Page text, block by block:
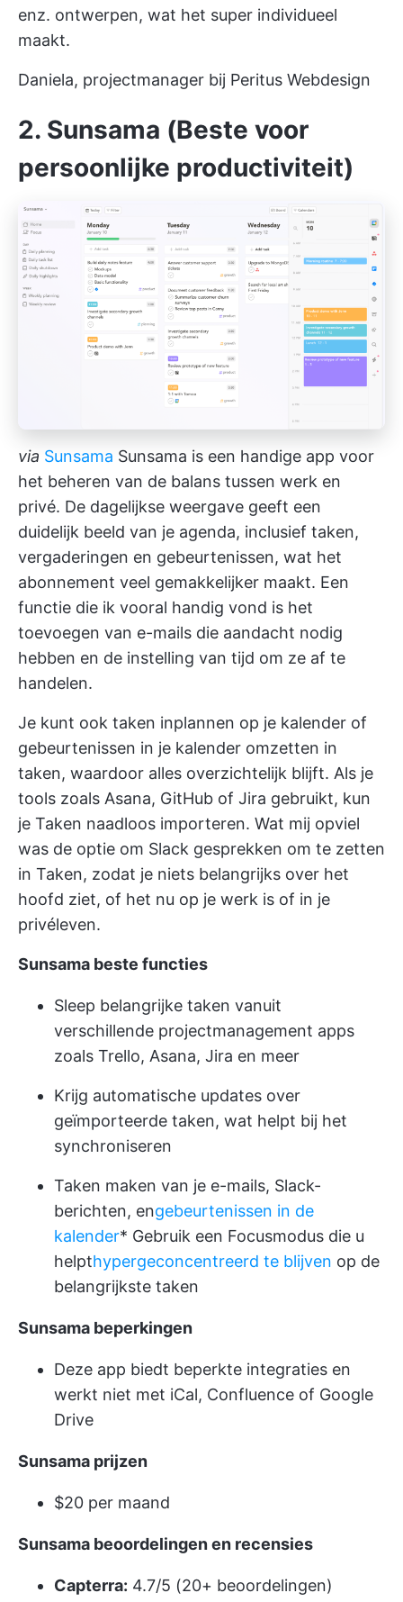
enz. ontwerpen, wat het super individueel
maakt.
Daniela, projectmanager bij Peritus Webdesign
2. Sunsama (Beste voor
persoonlijke productiviteit)
via Sunsama Sunsama is een handige app voor
het beheren van de balans tussen werk en
privé. De dagelijkse weergave geeft een
duidelijk beeld van je agenda, inclusief taken,
vergaderingen en gebeurtenissen, wat het
abonnement veel gemakkelijker maakt. Een
functie die ik vooral handig vond is het
toevoegen van e-mails die aandacht nodig
hebben en de instelling van tijd om ze af te
handelen.
Je kunt ook taken inplannen op je kalender of
gebeurtenissen in je kalender omzetten in
taken, waardoor alles overzichtelijk blijft. Als je
tools zoals Asana, GitHub of Jira gebruikt, kun
je Taken naadloos importeren. Wat mij opviel
was de optie om Slack gesprekken om te zetten
in Taken, zodat je niets belangrijks over het
hoofd ziet, of het nu op je werk is of in je
privéleven.
Sunsama beste functies
Sleep belangrijke taken vanuit
verschillende projectmanagement apps
zoals Trello, Asana, Jira en meer
Krijg automatische updates over
geïmporteerde taken, wat helpt bij het
synchroniseren
Taken maken van je e-mails, Slack-
berichten, engebeurtenissen in de
kalender* Gebruik een Focusmodus die u
helpthypergeconcentreerd te blijven op de
belangrijkste taken
Sunsama beperkingen
Deze app biedt beperkte integraties en
werkt niet met iCal, Confluence of Google
Drive
Sunsama prijzen
$20 per maand
Sunsama beoordelingen en recensies
Capterra: 4.7/5 (20+ beoordelingen)